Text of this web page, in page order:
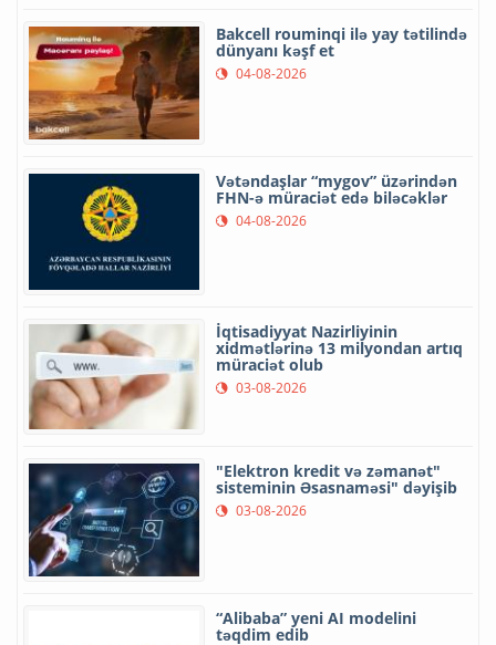
Bakcell rouminqi ilə yay tətilində
dünyanı kəşf et
04-08-2026
Vətəndaşlar “mygov” üzərindən
FHN-ə müraciət edə biləcəklər
04-08-2026
İqtisadiyyat Nazirliyinin
xidmətlərinə 13 milyondan artıq
müraciət olub
03-08-2026
"Elektron kredit və zəmanət"
sisteminin Əsasnaməsi" dəyişib
03-08-2026
“Alibaba” yeni AI modelini
təqdim edib